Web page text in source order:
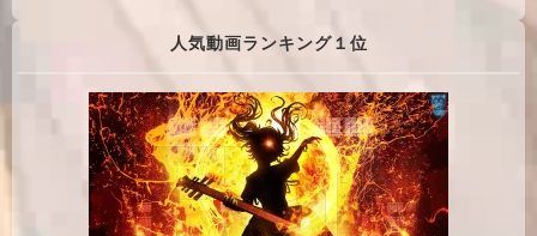
人気動画ランキング１位